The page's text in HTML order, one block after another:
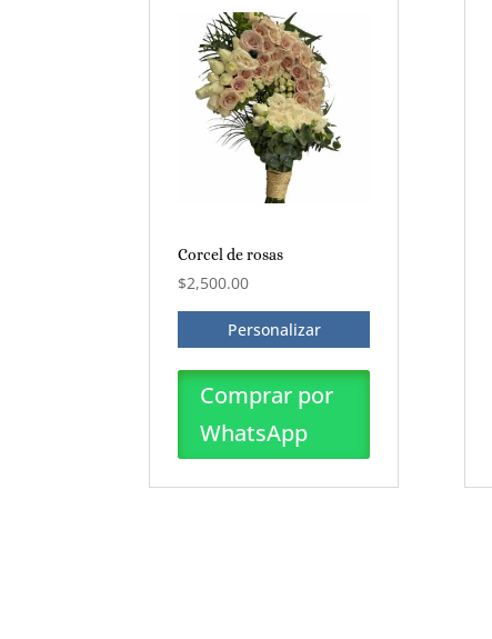
Corcel de rosas
$2,500.00
Personalizar
Comprar por
WhatsApp